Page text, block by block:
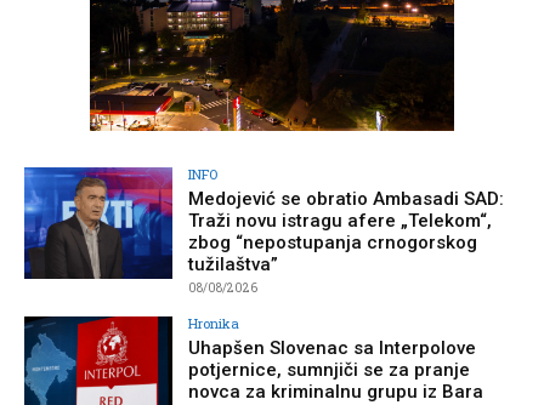
INFO
Medojević se obratio Ambasadi SAD:
Traži novu istragu afere „Telekom“,
zbog “nepostupanja crnogorskog
tužilaštva”
08/08/2026
Hronika
Uhapšen Slovenac sa Interpolove
potjernice, sumnjiči se za pranje
novca za kriminalnu grupu iz Bara